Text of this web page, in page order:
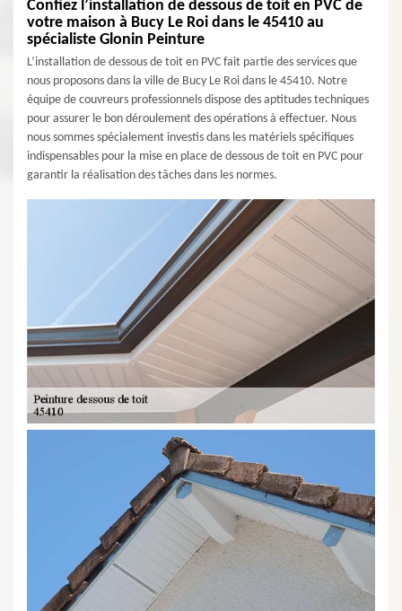
Confiez l’installation de dessous de toit en PVC de
votre maison à Bucy Le Roi dans le 45410 au
spécialiste Glonin Peinture
L’installation de dessous de toit en PVC fait partie des services que
nous proposons dans la ville de Bucy Le Roi dans le 45410. Notre
équipe de couvreurs professionnels dispose des aptitudes techniques
pour assurer le bon déroulement des opérations à effectuer. Nous
nous sommes spécialement investis dans les matériels spécifiques
indispensables pour la mise en place de dessous de toit en PVC pour
garantir la réalisation des tâches dans les normes.